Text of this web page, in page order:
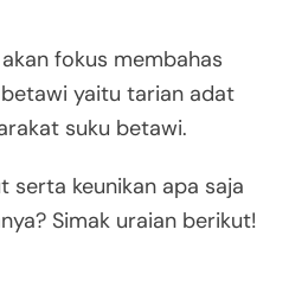
fokus membahas
yaitu tarian adat
suku betawi.
serta keunikan apa saja
Simak uraian berikut!